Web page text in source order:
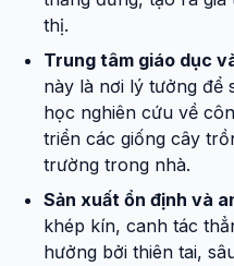
thị.
Trung tâm giáo dục
này là nơi lý tưởng để
học nghiên cứu về
triển các giống cây
trường trong nhà.
Sản xuất ổn định và
khép kín, canh tác
hưởng bởi thiên tai,